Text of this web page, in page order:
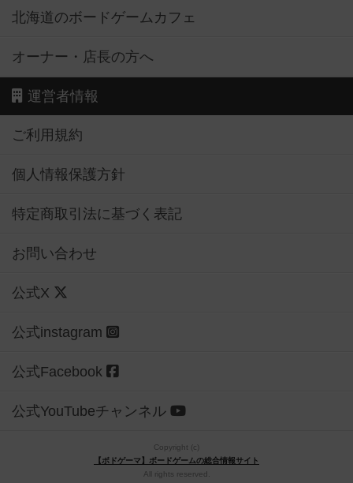
北海道のボードゲームカフェ
オーナー・店長の方へ
運営者情報
ご利用規約
個人情報保護方針
特定商取引法に基づく表記
お問い合わせ
公式X
公式instagram
公式Facebook
公式YouTubeチャンネル
Copyright (c)
【ボドゲーマ】ボードゲームの総合情報サイト
All rights reserved.